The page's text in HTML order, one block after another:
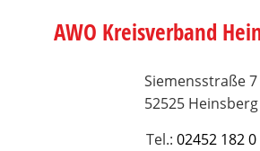
AWO Kreisverband
Siemensstraße 7
52525 Heinsberg
Tel.: 02452 182 0